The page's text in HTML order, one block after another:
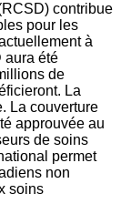
contribue
pour les
à
aura été
de
La
La couverture
approuvée au
de soins
permet
non
soins